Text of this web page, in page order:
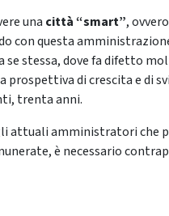
una città “smart”,
con questa
se stessa, dove fa difetto
di crescita e di
trenta anni.
attuali amministratori che
è necessario